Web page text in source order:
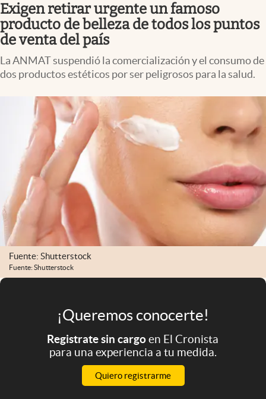
Columnistas
Otras secciones
Infotechnology
Clase
Mundial 2026
Eventos Corporativos
El Cronista Studio
Mediakit
abre en nueva pestaña
Argentina
Exigen retirar urgente un famoso
producto de belleza de todos los puntos
de venta del país
La ANMAT suspendió la comercialización y el consumo de
dos productos estéticos por ser peligrosos para la salud.
Fuente: Shutterstock
Fuente: Shutterstock
¡Queremos conocerte!
Registrate sin cargoen El Cronista
para una experiencia a tu medida.
Quiero registrarme